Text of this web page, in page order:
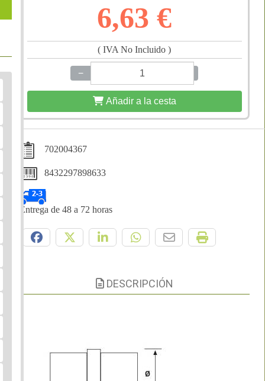
6,63 €
( IVA No Incluido )
−
Añadir a la cesta
702004367
8432297898633
Entrega de 48 a 72 horas
DESCRIPCIÓN